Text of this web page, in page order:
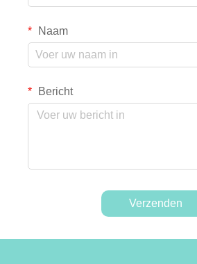
Naam
Bericht
Verzenden